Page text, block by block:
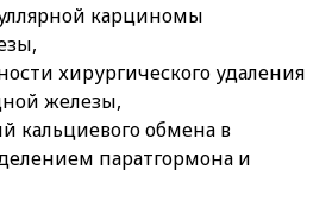
карциномы
хирургического удаления
железы,
кальциевого обмена в
паратгормона и